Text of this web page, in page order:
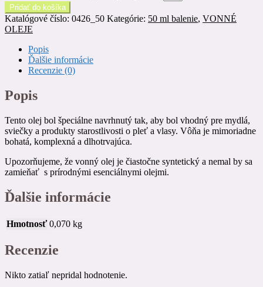
Pridať do košíka
Katalógové číslo: 0426_50 Kategórie: 50 ml balenie, VONNÉ
OLEJE
Popis
Ďalšie informácie
Recenzie (0)
Popis
Tento olej bol špeciálne navrhnutý tak, aby bol vhodný pre mydlá,
sviečky a produkty starostlivosti o pleť a vlasy. Vôňa je mimoriadne
bohatá, komplexná a dlhotrvajúca.
Upozorňujeme, že vonný olej je čiastočne syntetický a nemal by sa
zamieňať s prírodnými esenciálnymi olejmi.
Ďalšie informácie
Hmotnosť 0,070 kg
Recenzie
Nikto zatiaľ nepridal hodnotenie.